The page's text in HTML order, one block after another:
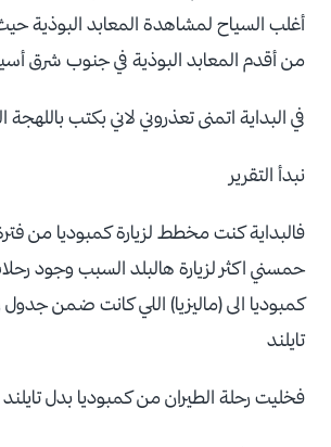
أغلب السياح لمشاهدة المعابد البوذية
من أقدم المعابد البوذية في جنوب شرق
في البداية اتمنى تعذروني لاني بكتب باللهجة
نبدأ التقرير
فالبداية كنت مخطط لزيارة كمبوديا من
حمسني اكثر لزيارة هالبلد السبب وجود
كمبوديا الى (ماليزيا) اللي كانت ضمن جدول
تايلند
فخليت رحلة الطيران من كمبوديا بدل تايلند